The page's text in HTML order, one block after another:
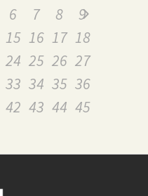
6 7 8
9
15 16 17 18
24 25 26 27
33 34 35 36
42 43 44 45